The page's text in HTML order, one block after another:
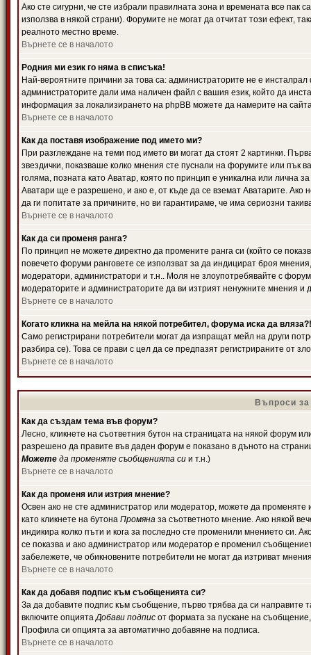
Ако сте сигурни, че сте избрали правилната зона и времената все
използва в някой страни). Форумите не могат да отчитат този ефект,
реалното местно време.
Върнете се в началото
Родния ми език го няма в списъка!
Най-вероятните причини за това са: администраторите не е
администраторите дали има наличен файл с вашия език, който да
информация за локализирането на phpBB можете да намерите на
Върнете се в началото
Как да поставя изображение под името ми?
При разглеждане на теми под името ви могат да стоят 2 картинки.
звездички, показваше колко мнения сте пуснали на форумите или пък
голяма, позната като Аватар, която по принцип е уникална или лична
Аватари ще е разрешено, и ако е, от къде да се вземат Аватарите.
да ги попитате за причините, но ви гарантираме, че има сериозни
Върнете се в началото
Как да си променя ранга?
По принцип не можете директно да промените ранга си (който се
повечето форуми ранговете се използват за да индицират броя
модератори, администратори и т.н.. Моля не злоупотребявайте с
модераторите и администраторите да ви изтрият ненужните мнения и
Върнете се в началото
Когато кликна на мейла на някой потребител, форума иска да вляза?!
Само регистрирани потребители могат да изпращат мейл на други
разбира се). Това се прави с цел да се предпазят регистрираните от
Върнете се в началото
Въпроси
Как да създам тема във форум?
Лесно, кликнете на съответния бутон на страницата на някой форум
разрешено да правите във даден форум е показано в дъното на
Можете да променяте съобщенията си и т.н.)
Върнете се в началото
Как да променя или изтрия мнение?
Освен ако не сте администратор или модератор, можете да
като кликнете на бутона Промяна за съответното мнение. Ако някой
индикира колко пъти и кога за последно сте променили мнението си.
се показва и ако администратор или модератор е променил
забележете, че обикновените потребители не могат да изтриват
Върнете се в началото
Как да добавя подпис към съобщенията си?
За да добавите подпис към съобщение, първо трябва да си
включите опциятаДобави подпис от формата за пускане на
Профила си опцията за автоматично добавяне на подписа.
Върнете се в началото